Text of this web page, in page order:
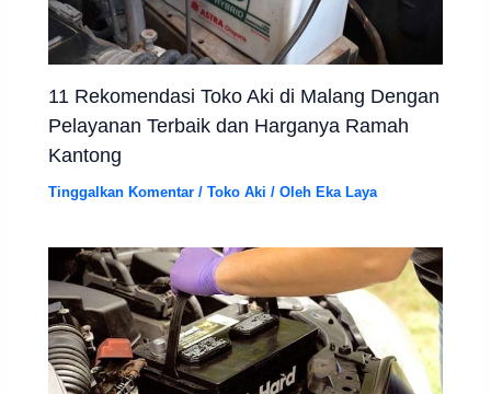
11 Rekomendasi Toko Aki di Malang Dengan
Pelayanan Terbaik dan Harganya Ramah
Kantong
Tinggalkan Komentar /Toko Aki / Oleh Eka Laya